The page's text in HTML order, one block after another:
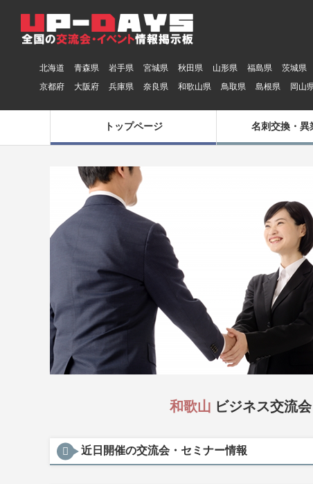
北海道 青森県 岩手県 宮城県 秋田県 山形県 福島県 茨城県
京都府
大阪府 兵庫県 奈良県 和歌山県 鳥取県 島根県 岡山
トップページ 名刺交換・異
和歌山 ビジネス交流
近日開催の交流会・セミナー情報